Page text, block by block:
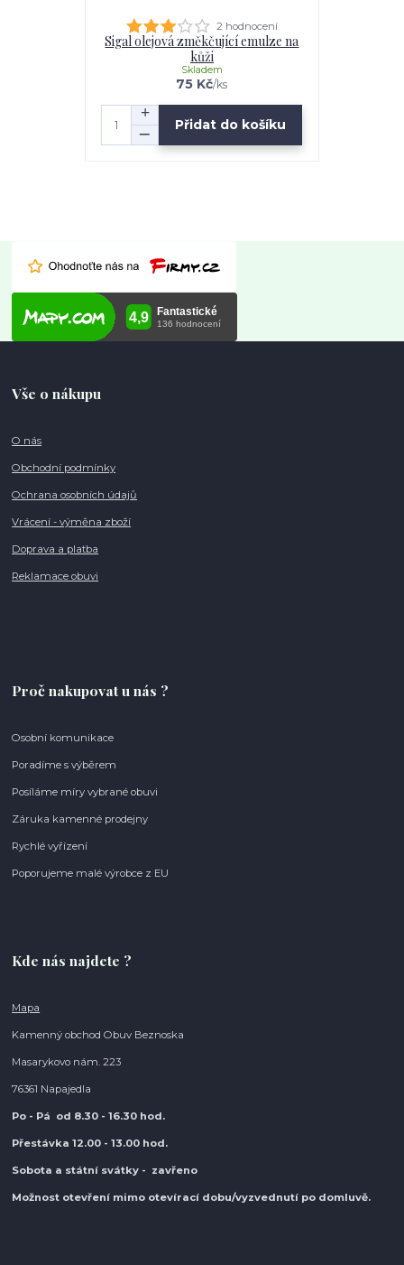
2 hodnocení
Sigal olejová změkčující emulze na
kůži
75 Kč/ks
Skladem
Přidat do košíku
Vše o nákupu
O nás
Obchodní podmínky
Ochrana osobních údajů
Vrácení - výměna zboží
Doprava a platba
Reklamace obuvi
Proč nakupovat u nás ?
Osobní komunikace
Poradíme s výběrem
Posíláme míry vybrané obuvi
Záruka kamenné prodejny
Rychlé vyřízení
Poporujeme malé výrobce z EU
Kde nás najdete ?
Mapa
Kamenný obchod Obuv Beznoska
Masarykovo nám. 223
76361 Napajedla
Po - Pá od 8.30 - 16.30 hod.
Přestávka 12.00 - 13.00 hod.
Sobota a státní svátky - zavřeno
Možnost otevření mimo otevírací dobu/vyzvednutí po domluvě.